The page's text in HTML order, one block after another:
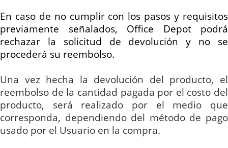
En caso de no cumplir con los pasos y requisitos
previamente señalados, Office Depot podrá
rechazar la solicitud de devolución y no se
procederá su reembolso.
Una vez hecha la devolución del producto, el
reembolso de la cantidad pagada por el costo del
producto, será realizado por el medio que
corresponda, dependiendo del método de pago
usado por el Usuario en la compra.